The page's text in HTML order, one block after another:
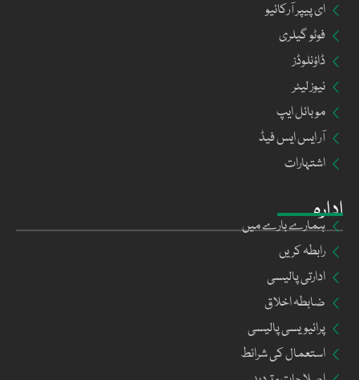
ادارہ
ہمارے بارے میں
رابطہ کریں
ادارتی پالیسی
ضابطہ اخلاق
پرائیویسی پالیسی
استعمال کی شرائط
ای پیپر آرکائیو
فوٹو گیلری
ڈاؤنلوڈز
نیوز لیٹر
موبائل ایپ
آر ایس ایس فیڈ
اشتہارات